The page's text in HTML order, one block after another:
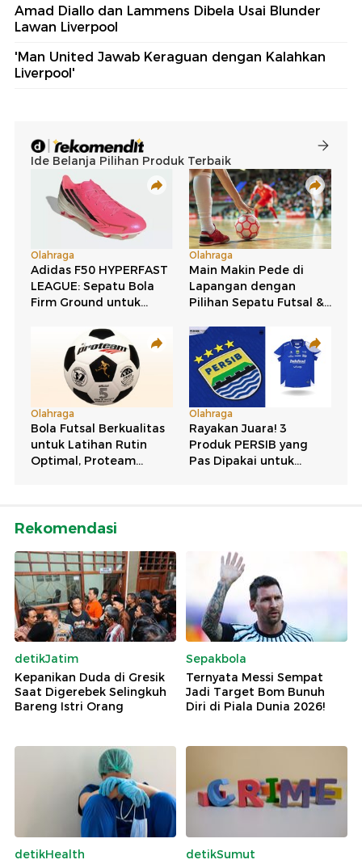
Amad Diallo dan Lammens Dibela Usai Blunder
Lawan Liverpool
'Man United Jawab Keraguan dengan Kalahkan
Liverpool'
Rekomendasi
detikJatim
Kepanikan Duda di Gresik
Saat Digerebek Selingkuh
Bareng Istri Orang
Sepakbola
Ternyata Messi Sempat
Jadi Target Bom Bunuh
Diri di Piala Dunia 2026!
detikHealth
detikSumut